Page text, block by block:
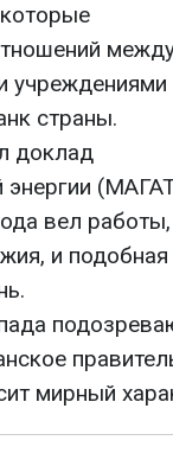
учреждениями
страны.
доклад
энергии
вел работы,
и подобная
мирный